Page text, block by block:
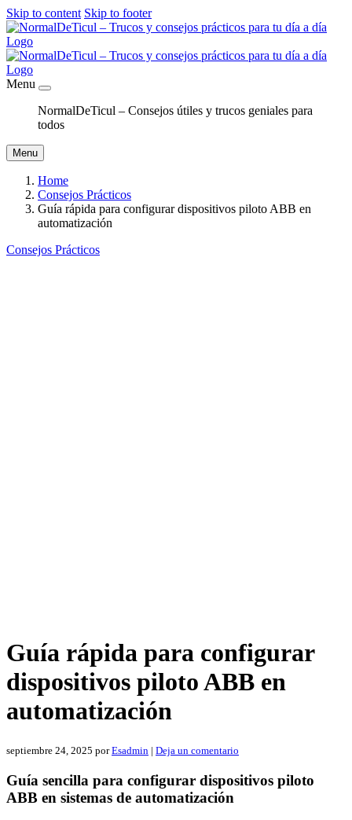
Skip to content Skip to footer
Menu
NormalDeTicul – Consejos útiles y trucos geniales para
todos
Menu
Home
Consejos Prácticos
Guía rápida para configurar dispositivos piloto ABB en
automatización
Consejos Prácticos
Guía rápida para configurar
dispositivos piloto ABB en
automatización
septiembre 24, 2025 porEsadmin | Deja un comentario
Guía sencilla para configurar dispositivos piloto
ABB en sistemas de automatización